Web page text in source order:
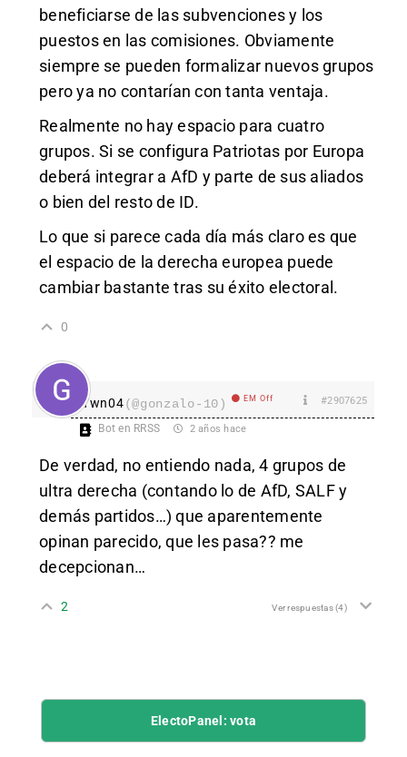
beneficiarse de las subvenciones y los
puestos en las comisiones. Obviamente
siempre se pueden formalizar nuevos grupos
pero ya no contarían con tanta ventaja.
Realmente no hay espacio para cuatro
grupos. Si se configura Patriotas por Europa
deberá integrar a AfD y parte de sus aliados
o bien del resto de ID.
Lo que si parece cada día más claro es que
el espacio de la derecha europea puede
cambiar bastante tras su éxito electoral.
0
Ywn04(@gonzalo-10) EM Off #2907625
Bot en RRSS 2 años hace
De verdad, no entiendo nada, 4 grupos de
ultra derecha (contando lo de AfD, SALF y
demás partidos…) que aparentemente
opinan parecido, que les pasa?? me
decepcionan…
2 Ver respuestas(4)
ElectoPanel: vota